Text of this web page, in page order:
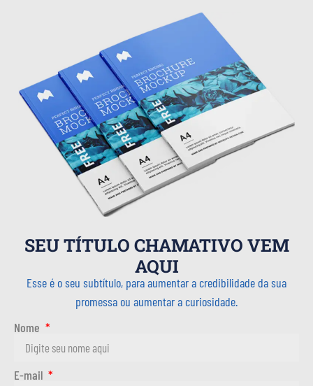
SEU TÍTULO CHAMATIVO VEM
AQUI
Esse é o seu subtítulo, para aumentar a credibilidade da sua
promessa ou aumentar a curiosidade.
Nome
E-mail